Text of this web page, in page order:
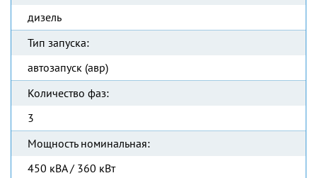
дизель
Тип запуска:
автозапуск (авр)
Количество фаз:
3
Мощность номинальная:
450 кВА / 360 кВт